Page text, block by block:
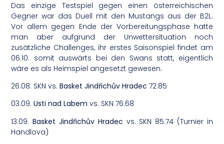
Das einzige Testspiel gegen einen österreichischen
Gegner war das Duell mit den Mustangs aus der B2L.
Vor allem gegen Ende der Vorbereitungsphase hatte
man aber aufgrund der Unwettersituation noch
zusätzliche Challenges, ihr erstes Saisonspiel findet am
06.10. somit auswärts bei den Swans statt, eigentlich
wäre es als Heimspiel angesetzt gewesen.
26.08. SKN vs.Basket Jindřichův Hradec72:85
03.09.Usti nad Labem vs. SKN 76:68
13.09.Basket Jindřichův Hradec vs. SKN 85:74 (Turnier in
Handlova)